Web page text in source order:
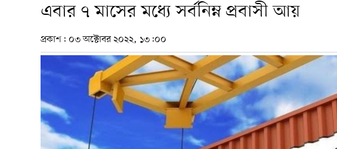
এবার ৭ মাসের মধ্যে সর্বনিম্ন প্রবাসী আয়
প্রকাশ: ০৩ অক্টোবর ২০২২, ১৩:০০